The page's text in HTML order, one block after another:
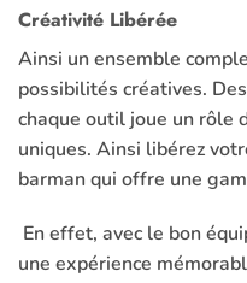
Créativité Libérée
Ainsi un ensemble
possibilités créatives.
chaque outil joue un rôle
uniques. Ainsi libérez
barman qui offre une
En effet, avec le bon
une expérience